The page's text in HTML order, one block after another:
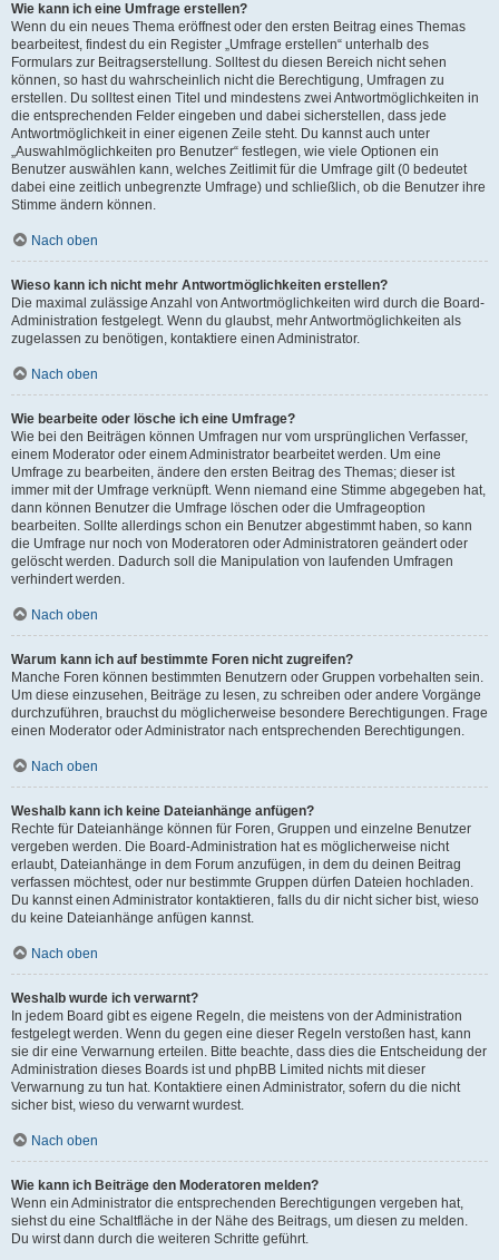
Wie kann ich eine Umfrage erstellen?
Wenn du ein neues Thema eröffnest oder den ersten Beitrag eines Themas
bearbeitest, findest du ein Register „Umfrage erstellen“ unterhalb des
Formulars zur Beitragserstellung. Solltest du diesen Bereich nicht sehen
können, so hast du wahrscheinlich nicht die Berechtigung, Umfragen zu
erstellen. Du solltest einen Titel und mindestens zwei Antwortmöglichkeiten in
die entsprechenden Felder eingeben und dabei sicherstellen, dass jede
Antwortmöglichkeit in einer eigenen Zeile steht. Du kannst auch unter
„Auswahlmöglichkeiten pro Benutzer“ festlegen, wie viele Optionen ein
Benutzer auswählen kann, welches Zeitlimit für die Umfrage gilt (0 bedeutet
dabei eine zeitlich unbegrenzte Umfrage) und schließlich, ob die Benutzer ihre
Stimme ändern können.
Nach oben
Wieso kann ich nicht mehr Antwortmöglichkeiten erstellen?
Die maximal zulässige Anzahl von Antwortmöglichkeiten wird durch die Board-
Administration festgelegt. Wenn du glaubst, mehr Antwortmöglichkeiten als
zugelassen zu benötigen, kontaktiere einen Administrator.
Nach oben
Wie bearbeite oder lösche ich eine Umfrage?
Wie bei den Beiträgen können Umfragen nur vom ursprünglichen Verfasser,
einem Moderator oder einem Administrator bearbeitet werden. Um eine
Umfrage zu bearbeiten, ändere den ersten Beitrag des Themas; dieser ist
immer mit der Umfrage verknüpft. Wenn niemand eine Stimme abgegeben hat,
dann können Benutzer die Umfrage löschen oder die Umfrageoption
bearbeiten. Sollte allerdings schon ein Benutzer abgestimmt haben, so kann
die Umfrage nur noch von Moderatoren oder Administratoren geändert oder
gelöscht werden. Dadurch soll die Manipulation von laufenden Umfragen
verhindert werden.
Nach oben
Warum kann ich auf bestimmte Foren nicht zugreifen?
Manche Foren können bestimmten Benutzern oder Gruppen vorbehalten sein.
Um diese einzusehen, Beiträge zu lesen, zu schreiben oder andere Vorgänge
durchzuführen, brauchst du möglicherweise besondere Berechtigungen. Frage
einen Moderator oder Administrator nach entsprechenden Berechtigungen.
Nach oben
Weshalb kann ich keine Dateianhänge anfügen?
Rechte für Dateianhänge können für Foren, Gruppen und einzelne Benutzer
vergeben werden. Die Board-Administration hat es möglicherweise nicht
erlaubt, Dateianhänge in dem Forum anzufügen, in dem du deinen Beitrag
verfassen möchtest, oder nur bestimmte Gruppen dürfen Dateien hochladen.
Du kannst einen Administrator kontaktieren, falls du dir nicht sicher bist, wieso
du keine Dateianhänge anfügen kannst.
Nach oben
Weshalb wurde ich verwarnt?
In jedem Board gibt es eigene Regeln, die meistens von der Administration
festgelegt werden. Wenn du gegen eine dieser Regeln verstoßen hast, kann
sie dir eine Verwarnung erteilen. Bitte beachte, dass dies die Entscheidung der
Administration dieses Boards ist und phpBB Limited nichts mit dieser
Verwarnung zu tun hat. Kontaktiere einen Administrator, sofern du die nicht
sicher bist, wieso du verwarnt wurdest.
Nach oben
Wie kann ich Beiträge den Moderatoren melden?
Wenn ein Administrator die entsprechenden Berechtigungen vergeben hat,
siehst du eine Schaltfläche in der Nähe des Beitrags, um diesen zu melden.
Du wirst dann durch die weiteren Schritte geführt.